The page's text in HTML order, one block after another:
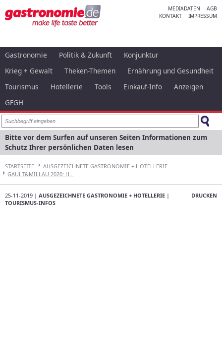
MEDIADATEN
AGB
KONTAKT
IMPRESSUM
Gastronomie Politik & Zukunft
Konjunktur
Krieg + Gewalt
Theken-Themen
Ernährung und Gesundheit
Tourismus
Hotellerie Tools Einkauf-Info
Anzeigen
GFGH
Bitte vor dem Surfen auf unseren Seiten Informationen zum
Schutz Ihrer persönlichen Daten lesen
STARTSEITE
AUSGEZEICHNETE GASTRONOMIE + HOTELLERIE
GAULT&MILLAU 2020: H...
DRUCKEN
25-11-2019 | AUSGEZEICHNETE GASTRONOMIE + HOTELLERIE |
TOURISMUS-INFOS